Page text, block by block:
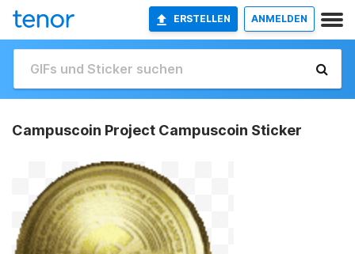
ERSTELLEN ANMELDEN
Campuscoin Project Campuscoin Sticker